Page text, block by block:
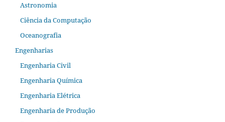
Astronomia
Ciência da Computação
Oceanografia
Engenharias
Engenharia Civil
Engenharia Química
Engenharia Elétrica
Engenharia de Produção